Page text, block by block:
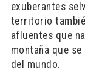
exuberantes
territorio
afluentes que
montaña que
del mundo.